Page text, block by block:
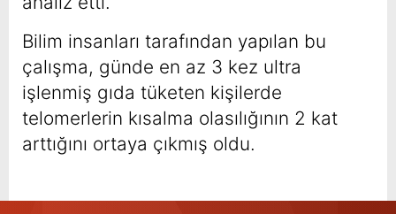
Bilim insanları tarafından yapılan bu
çalışma, günde en az 3 kez ultra
işlenmiş gıda tüketen kişilerde
telomerlerin kısalma olasılığının 2 kat
arttığını ortaya çıkmış oldu.